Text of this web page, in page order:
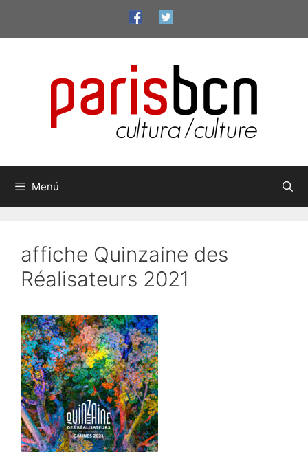
contenido
Menú
affiche Quinzaine des
Réalisateurs 2021